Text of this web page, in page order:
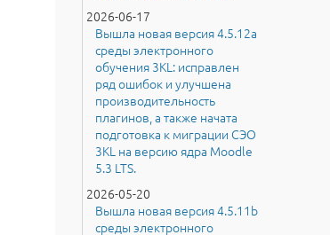
2026-06-17
Вышла новая версия 4.5.12a
среды электронного
обучения 3KL: исправлен
ряд ошибок и улучшена
производительность
плагинов, а также начата
подготовка к миграции СЭО
3KL на версию ядра Moodle
5.3 LTS.
2026-05-20
Вышла новая версия 4.5.11b
среды электронного